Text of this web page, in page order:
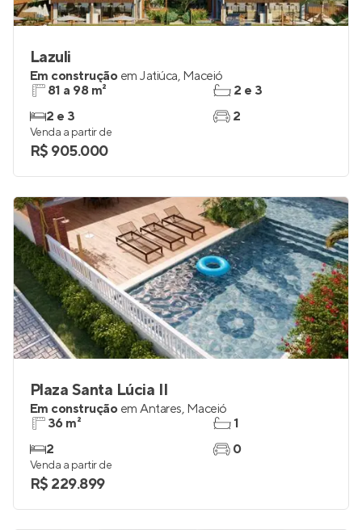
Lazuli
Em construção em Jatiúca, Maceió
81 a 98 m²
2 e 3
2 e 3
2
Venda a partir de
R$ 905.000
Plaza Santa Lúcia II
Em construção em Antares, Maceió
36 m²
2
1
0
Venda a partir de
R$ 229.899